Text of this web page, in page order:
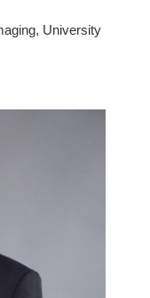
University